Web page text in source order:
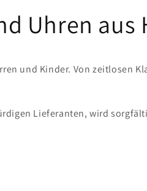
Uhren aus
und Kinder. Von zeitlosen
Lieferanten, wird